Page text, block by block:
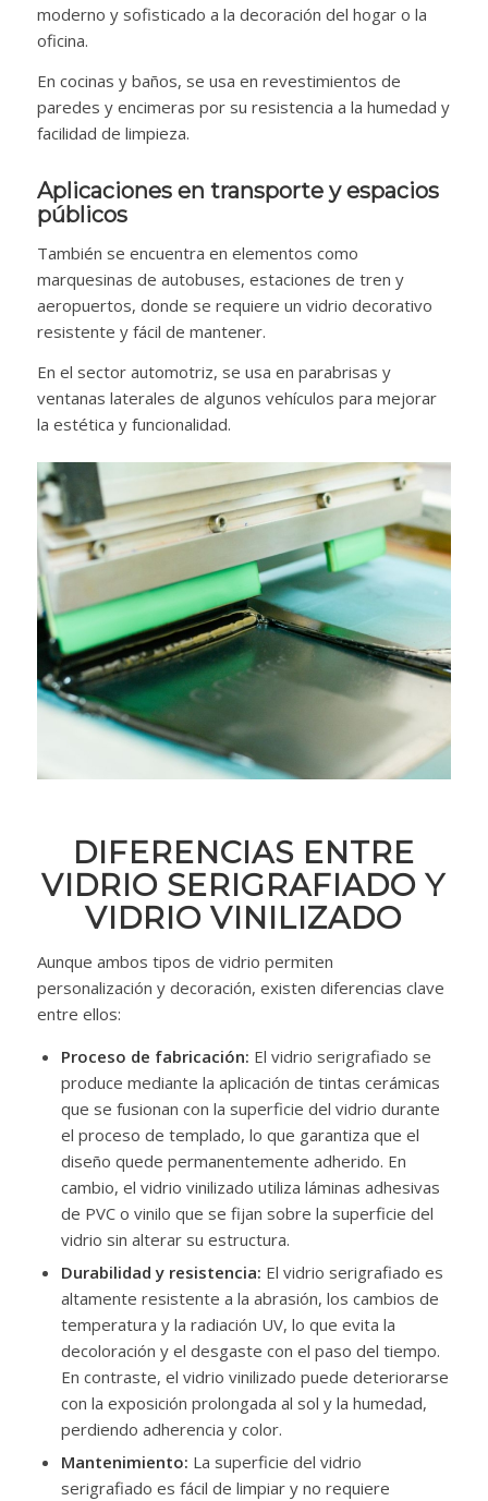
moderno y sofisticado a la decoración del hogar o la
oficina.
En cocinas y baños, se usa en revestimientos de
paredes y encimeras por su resistencia a la humedad y
facilidad de limpieza.
Aplicaciones en transporte y espacios
públicos
También se encuentra en elementos como
marquesinas de autobuses, estaciones de tren y
aeropuertos, donde se requiere un vidrio decorativo
resistente y fácil de mantener.
En el sector automotriz, se usa en parabrisas y
ventanas laterales de algunos vehículos para mejorar
la estética y funcionalidad.
DIFERENCIAS ENTRE
VIDRIO SERIGRAFIADO Y
VIDRIO VINILIZADO
Aunque ambos tipos de vidrio permiten
personalización y decoración, existen diferencias clave
entre ellos:
Proceso de fabricación: El vidrio serigrafiado se
produce mediante la aplicación de tintas cerámicas
que se fusionan con la superficie del vidrio durante
el proceso de templado, lo que garantiza que el
diseño quede permanentemente adherido. En
cambio, el vidrio vinilizado utiliza láminas adhesivas
de PVC o vinilo que se fijan sobre la superficie del
vidrio sin alterar su estructura.
Durabilidad y resistencia: El vidrio serigrafiado es
altamente resistente a la abrasión, los cambios de
temperatura y la radiación UV, lo que evita la
decoloración y el desgaste con el paso del tiempo.
En contraste, el vidrio vinilizado puede deteriorarse
con la exposición prolongada al sol y la humedad,
perdiendo adherencia y color.
Mantenimiento: La superficie del vidrio
serigrafiado es fácil de limpiar y no requiere